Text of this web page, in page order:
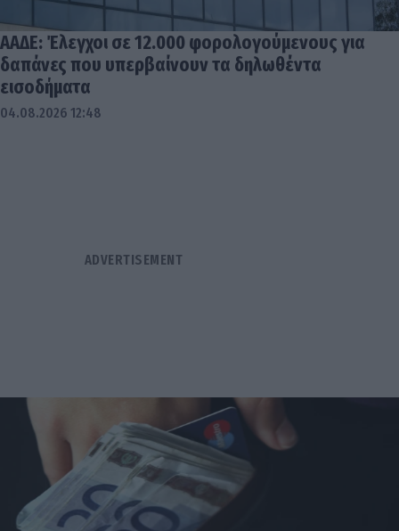
ΑΑΔΕ: Έλεγχοι σε 12.000 φορολογούμενους για
δαπάνες που υπερβαίνουν τα δηλωθέντα
εισοδήματα
04.08.2026 12:48